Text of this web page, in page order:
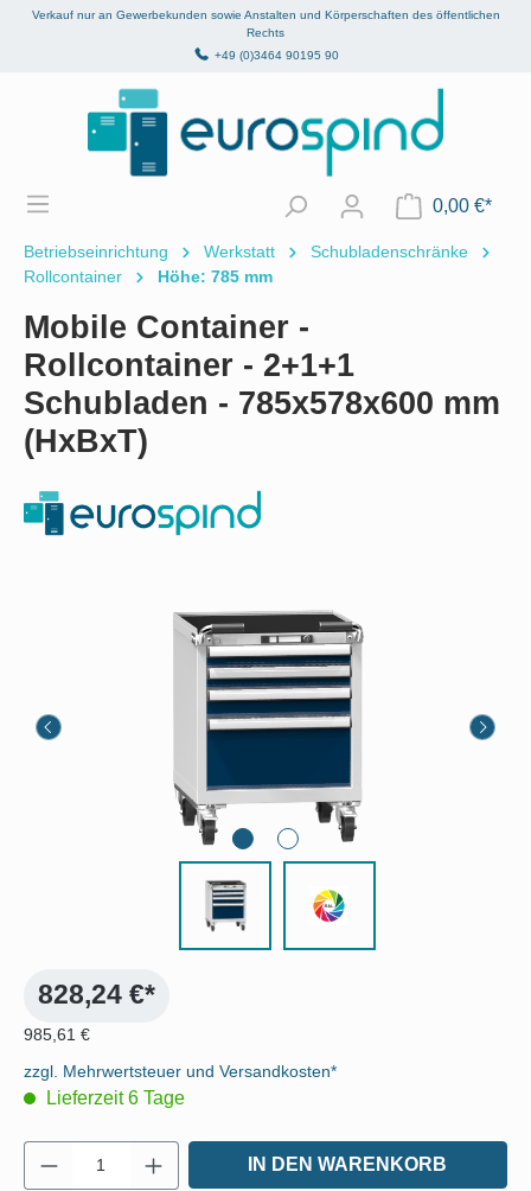
springen
Verkauf nur an Gewerbekunden sowie Anstalten und Körperschaften des öffentlichen
Rechts
+49 (0)3464 90195 90
0,00 €*
Betriebseinrichtung Werkstatt
Schubladenschränke
Rollcontainer
Höhe: 785 mm
Mobile Container -
Rollcontainer - 2+1+1
Schubladen - 785x578x600 mm
(HxBxT)
828,24 €*
985,61 €
zzgl. Mehrwertsteuer und Versandkosten*
Lieferzeit 6 Tage
Produkt Anzahl: Gib den gewünschten
IN DEN WARENKORB